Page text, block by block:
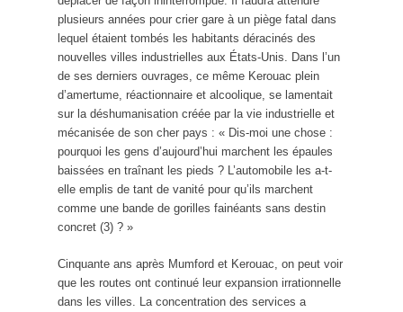
plusieurs années pour crier gare à un piège fatal dans
lequel étaient tombés les habitants déracinés des
nouvelles villes industrielles aux États-Unis. Dans l’un
de ses derniers ouvrages, ce même Kerouac plein
d’amertume, réactionnaire et alcoolique, se lamentait
sur la déshumanisation créée par la vie industrielle et
mécanisée de son cher pays : « Dis-moi une chose :
pourquoi les gens d’aujourd’hui marchent les épaules
baissées en traînant les pieds ? L’automobile les a-t-
elle emplis de tant de vanité pour qu’ils marchent
comme une bande de gorilles fainéants sans destin
concret (3) ? »
Cinquante ans après Mumford et Kerouac, on peut voir
que les routes ont continué leur expansion irrationnelle
dans les villes. La concentration des services a